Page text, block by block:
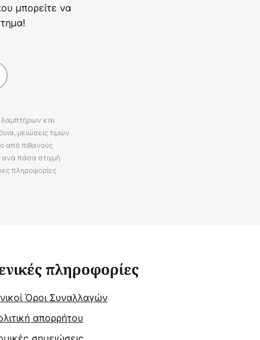
μπορείτε να
λαμπτήρων και
μειώσεις τιμών
από πιθανούς
ανά πάσα στιγμή
πληροφορίες
πληροφορίες
Όροι Συναλλαγών
απορρήτου